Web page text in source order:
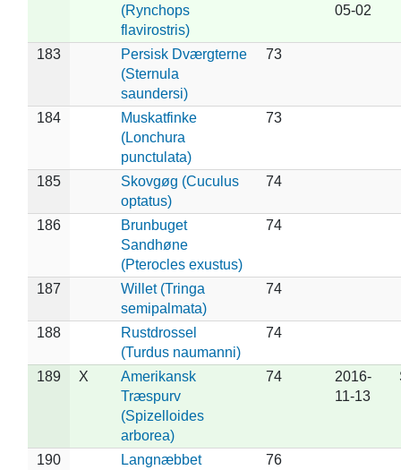
(Rynchops
flavirostris)
05-02
183
Persisk Dværgterne
(Sternula
saundersi)
73
184
Muskatfinke
(Lonchura
punctulata)
73
185
Skovgøg (Cuculus
optatus)
74
186
Brunbuget
Sandhøne
(Pterocles exustus)
74
187
Willet (Tringa
semipalmata)
74
188
Rustdrossel
(Turdus naumanni)
74
189 X
Amerikansk
Træspurv
(Spizelloides
arborea)
74
2016-
11-13
190
Langnæbbet
76